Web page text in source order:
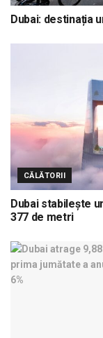
Dubai: destinația
CĂLĂTORII
Dubai stabilește
377 de metri